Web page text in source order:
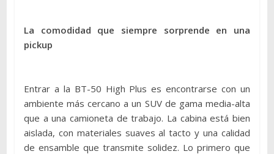
La comodidad que siempre sorprende en una
pickup
Entrar a la BT-50 High Plus es encontrarse con un
ambiente más cercano a un SUV de gama media-alta
que a una camioneta de trabajo. La cabina está bien
aislada, con materiales suaves al tacto y una calidad
de ensamble que transmite solidez. Lo primero que